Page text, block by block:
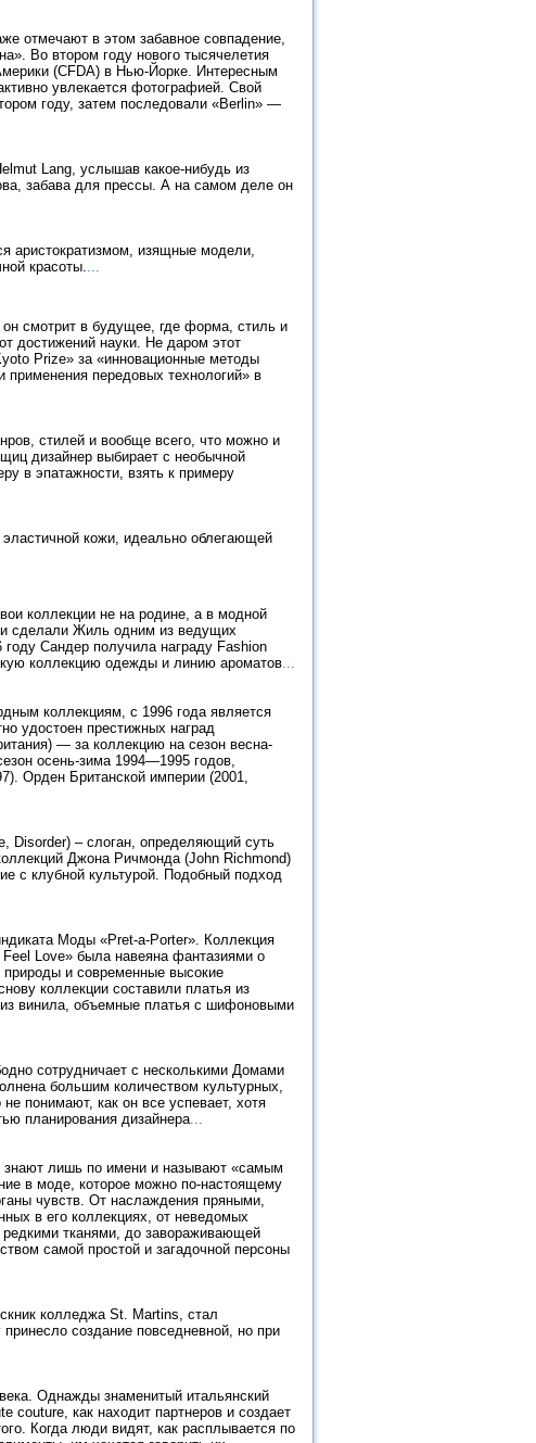
отмечают в этом забавное совпадение,
Во втором году нового тысячелетия
(CFDA) в Нью-Йорке. Интересным
увлекается фотографией. Свой
году, затем последовали «Berlin» —
Lang, услышав какое-нибудь из
забава для прессы. А на самом деле он
аристократизмом, изящные модели,
красоты....
смотрит в будущее, где форма, стиль и
достижений науки. Не даром этот
Prize» за «инновационные методы
передовых технологий» в
стилей и вообще всего, что можно и
дизайнер выбирает с необычной
в эпатажности, взять к примеру
кожи, идеально облегающей
коллекции не на родине, а в модной
сделали Жиль одним из ведущих
Сандер получила награду Fashion
коллекцию одежды и линию ароматов...
коллекциям, с 1996 года является
удостоен престижных наград
— за коллекцию на сезон весна-
осень-зима 1994—1995 годов,
Орден Британской империи (2001,
Disorder) – слоган, определяющий суть
Джона Ричмонда (John Richmond)
с клубной культурой. Подобный подход
Моды «Pret-a-Porter». Коллекция
Love» была навеяна фантазиями о
и современные высокие
коллекции составили платья из
винила, объемные платья с шифоновыми
сотрудничает с несколькими Домами
большим количеством культурных,
понимают, как он все успевает, хотя
планирования дизайнера...
знают лишь по имени и называют «самым
в моде, которое можно по-настоящему
чувств. От наслаждения пряными,
в его коллекциях, от неведомых
тканями, до завораживающей
самой простой и загадочной персоны
колледжа St. Martins, стал
создание повседневной, но при
Однажды знаменитый итальянский
couture, как находит партнеров и создает
Когда люди видят, как расплывается по